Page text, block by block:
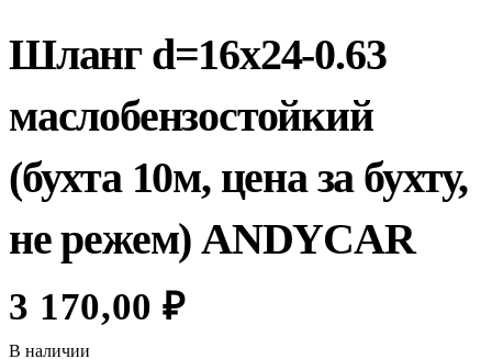
Шланг d=16х24-0.63
маслобензостойкий
(бухта 10м, цена за бухту,
не режем) ANDYCAR
3 170,00₽
В наличии